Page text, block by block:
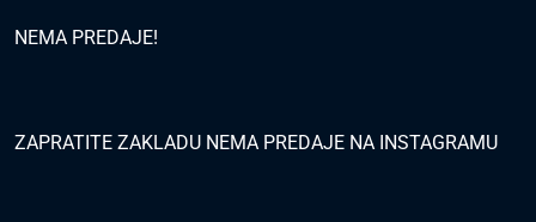
NEMA PREDAJE!
ZAPRATITE ZAKLADU NEMA PREDAJE NA INSTAGRAMU